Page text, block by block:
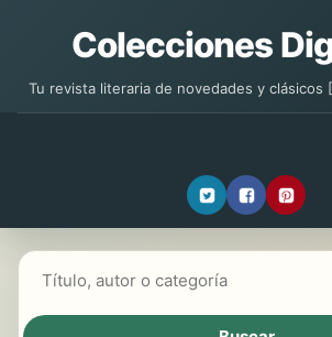
Colecciones
Tu revista literaria de novedades y clásicos [